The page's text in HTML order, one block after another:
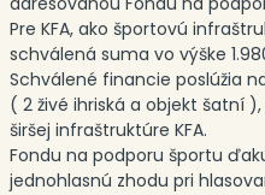
Pre KFA, ako športovú
schválená suma vo výške
Schválené financie poslúžia
( 2 živé ihriská a objekt šatní
širšej infraštruktúre KFA.
Fondu na podporu športu
jednohlasnú zhodu pri